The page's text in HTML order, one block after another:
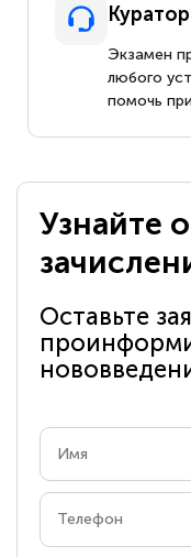
Экзамен
любого
помочь
Узнайте
Оставьте